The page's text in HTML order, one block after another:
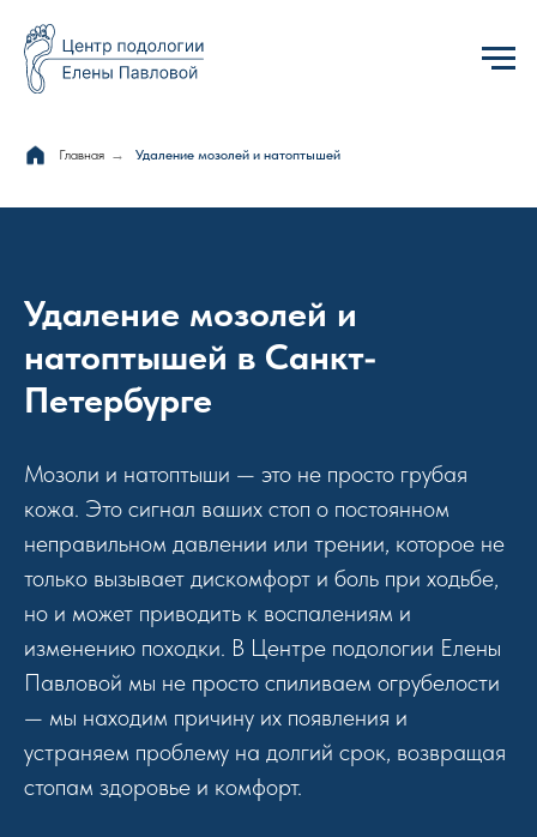
Главная → Удаление мозолей и натоптышей
Удаление мозолей и
натоптышей в Санкт-
Петербурге
Мозоли и натоптыши — это не просто грубая
кожа. Это сигнал ваших стоп о постоянном
неправильном давлении или трении, которое не
только вызывает дискомфорт и боль при ходьбе,
но и может приводить к воспалениям и
изменению походки. В Центре подологии Елены
Павловой мы не просто спиливаем огрубелости
— мы находим причину их появления и
устраняем проблему на долгий срок, возвращая
стопам здоровье и комфорт.